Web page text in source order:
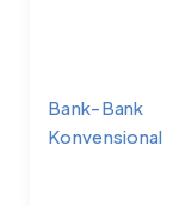
Bank-Bank
Konvensional